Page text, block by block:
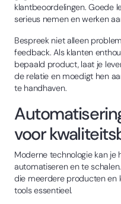
klantbeoordelingen. Goede
serieus nemen en werken
Bespreek niet alleen
feedback. Als klanten
bepaald product, laat je
de relatie en moedigt hen
te handhaven.
voor
Moderne technologie kan
automatiseren en te
die meerdere producten en
tools essentieel.